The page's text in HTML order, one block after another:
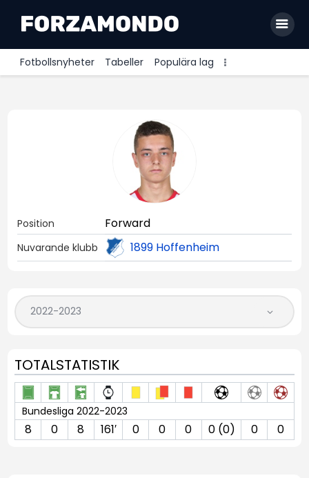
Fotbollsnyheter Tabeller Populära lag
Premier League
Ligue 1
Position Forward
Nuvarande klubb 1899 Hoffenheim
TOTALSTATISTIK
Bundesliga 2022-2023
8 0 8 161′ 0 0 0 0 (0) 0 0